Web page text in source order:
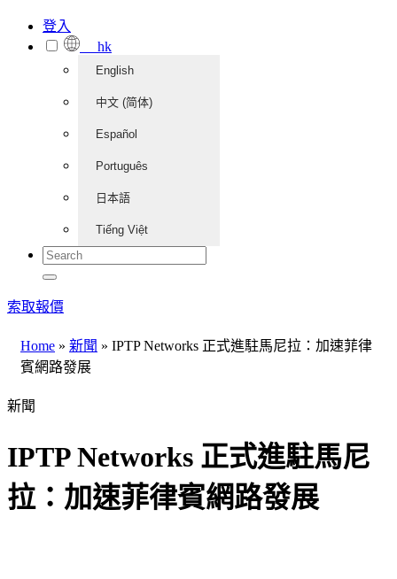
登入
hk
English
中文 (简体)
Español
Português
日本語
Tiếng Việt
索取報價
Home » 新聞 » IPTP Networks 正式進駐馬尼拉：加速菲律
賓網路發展
新聞
IPTP Networks 正式進駐馬尼
拉：加速菲律賓網路發展